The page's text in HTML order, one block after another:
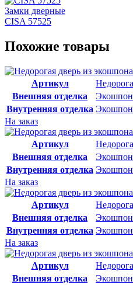
Замки дверные
CISA 57525
Похожие товары
Артикул
Внешняя отделка
Экошпон
Внутренняя отделка Экошпон
На заказ
Артикул
Внешняя отделка
Экошпон
Внутренняя отделка Экошпон
На заказ
Артикул
Внешняя отделка
Экошпон
Внутренняя отделка Экошпон
На заказ
Артикул
Внешняя отделка
Экошпон